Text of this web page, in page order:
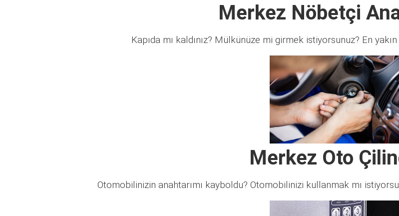
Merkez Nöbetçi
Kapıda mı kaldınız? Mülkünüze mi girmek istiyorsunuz? En
Merkez Oto
Otomobilinizin anahtarımı kayboldu? Otomobilinizi kullanmak mı